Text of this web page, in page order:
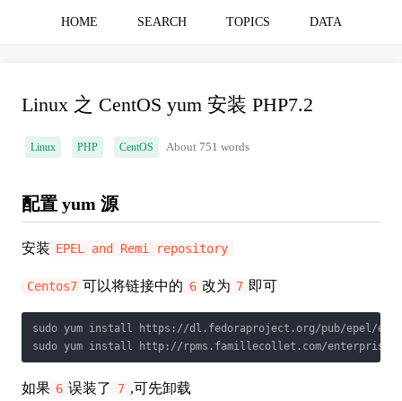
HOME SEARCH TOPICS DATA
Linux 之 CentOS yum 安装 PHP7.2
Linux PHP CentOS About 751 words
配置 yum 源
安装 EPEL and Remi repository
Centos7 可以将链接中的 6 改为 7 即可
sudo yum install https://dl.fedoraproject.org/pub/epel/
sudo yum install http://rpms.famillecollet.com/enterprise/
如果 6 误装了 7 ,可先卸载